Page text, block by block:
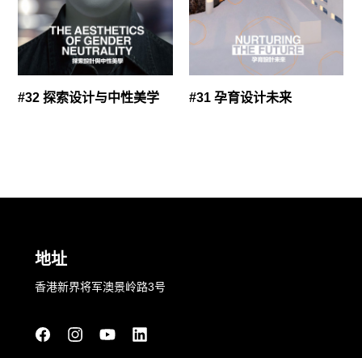
#32 探索设计与中性美学 #31 孕育设计未来
地址
香港新界将军澳景岭路3号